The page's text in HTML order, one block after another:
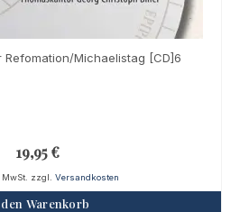
Michaelistag [CD]6
19,95€
zzgl. Versandkosten
Warenkorb